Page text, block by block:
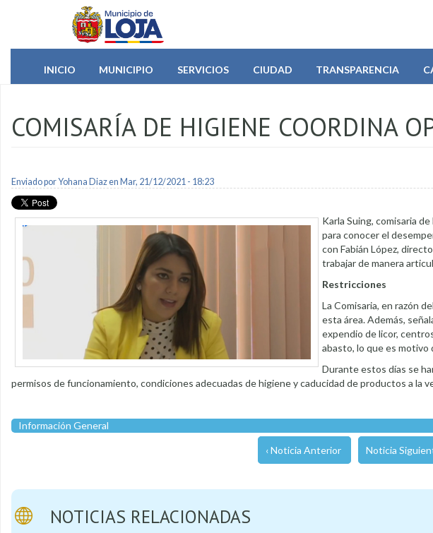
Pasar al contenido principal
INICIO
MUNICIPIO SERVICIOS CIUDAD TRANSPARENCIA
COMISARÍA DE HIGIENE COORDINA
Enviado porYohana Diazen Mar, 21/12/2021 - 18:23
Karla Suing, comisaria
para conocer el
con Fabián López,
trabajar de manera
Restricciones
La Comisaria, en razón
esta área. Además,
expendio de licor,
abasto, lo que es motivo
Durante estos días se
permisos de funcionamiento, condiciones adecuadas de higiene y caducidad de productos a la
Información General
‹ Noticia Anterior Noticia
NOTICIAS RELACIONADAS